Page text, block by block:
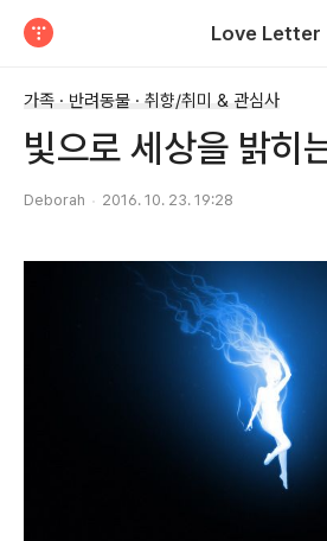
Love Letter
가족 · 반려동물 · 취향/취미 & 관심사
빛으로 세상을 밝히
Deborah 2016. 10. 23. 19:28